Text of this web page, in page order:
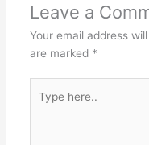
Leave a
Your email address
are marked *
here..